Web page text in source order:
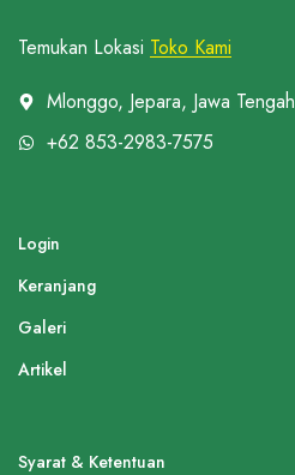
Temukan Lokasi Toko Kami
Mlonggo, Jepara, Jawa Tengah
+62 853-2983-7575
Login
Keranjang
Galeri
Artikel
Syarat & Ketentuan